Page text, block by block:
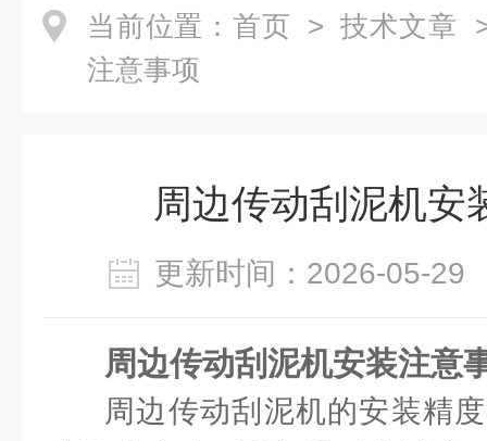
当前位置： 首页 > 技术文章
注意事项
周边传动刮泥机安
更新时间：2026-05-
周边传动刮泥机安装注意
周边传动刮泥机的安装精